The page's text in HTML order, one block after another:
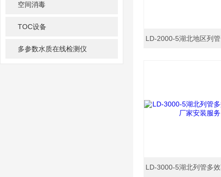
空间消毒
TOC设备
多参数水质在线检测仪